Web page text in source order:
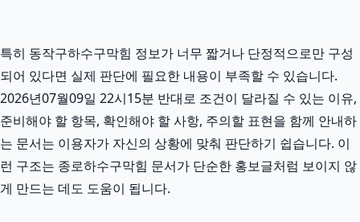
특히 동작구하수구막힘 정보가 너무 짧거나 단정적으로만 구성
되어 있다면 실제 판단에 필요한 내용이 부족할 수 있습니다.
2026년07월09일 22시15분 반대로 조건이 달라질 수 있는 이유,
준비해야 할 항목, 확인해야 할 사항, 주의할 표현을 함께 안내하
는 문서는 이용자가 자신의 상황에 맞춰 판단하기 쉽습니다. 이
런 구조는 종로하수구막힘 문서가 단순한 홍보글처럼 보이지 않
게 만드는 데도 도움이 됩니다.